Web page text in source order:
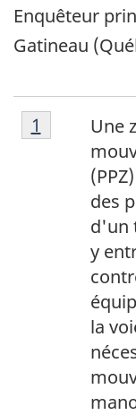
Enquêteur
Gatineau
N
N
o
Une
des
d'un
y
la
Retour à la
1 référent